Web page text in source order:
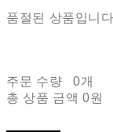
품절된 상품입니
주문 수량
0개
총 상품 금액 0원